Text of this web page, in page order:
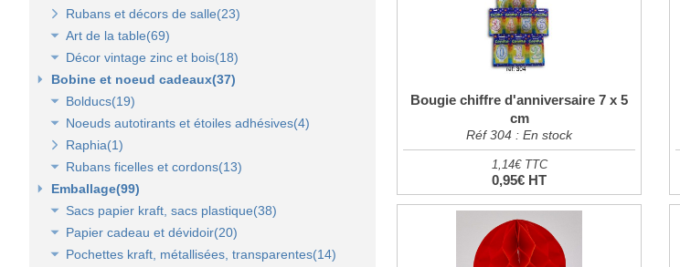
Tissus(13)
Accessoires de cérémonie(14)
Sacs dragées, photophores et chandeliers(10)
Tulles et noeuds de mariage(16)
Rubans et décors de salle(23)
Art de la table(69)
Fleurs et déco de table(37)
Nappes et chemins de table(15)
Serviettes et vaisselle jetables(17)
Décor vintage zinc et bois(18)
Accessoires zinc, bois et métal(16)
Mobilier déco(4)
Bobine et noeud cadeaux(37)
Bolducs(19)
Bolducs 7 et 10 mm(7)
Rubans 19 et 25 mm(7)
Rubans 50 et 100 mm(5)
Noeuds autotirants et étoiles adhésives(4)
Noeuds autocollants et étoiles adhésives(3)
Raphia(1)
Rubans ficelles et cordons(13)
Ficelles et cordons(4)
Rubans tissu, jute et sisal(6)
Rubans tulle(3)
Emballage(99)
Sacs papier kraft, sacs plastique(38)
Sacs kraft poignées plates(7)
Sacs kraft poignées torsadées(5)
Papier cadeau et dévidoir(20)
Papier cadeaux fantaisie(3)
Pochettes kraft, métallisées, transparentes(14)
Bougie chiffre d'anniversaire 7 x 5
cm
Réf 304 : En stock
1,14€ TTC
0,95€ HT